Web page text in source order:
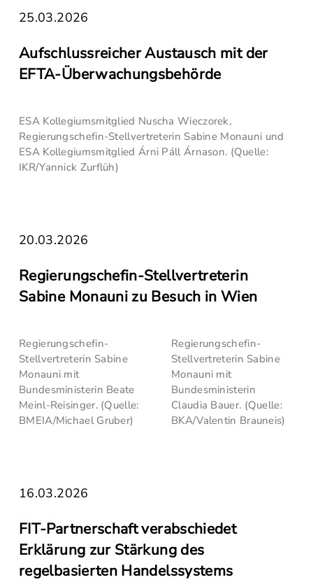
25.03.2026
Aufschlussreicher Austausch mit der
EFTA-Überwachungsbehörde
ESA Kollegiumsmitglied Nuscha Wieczorek,
Regierungschefin-Stellvertreterin Sabine Monauni und
ESA Kollegiumsmitglied Árni Páll Árnason. (Quelle:
IKR/Yannick Zurflüh)
20.03.2026
Regierungschefin-Stellvertreterin
Sabine Monauni zu Besuch in Wien
Regierungschefin-
Stellvertreterin Sabine
Monauni mit
Bundesministerin Beate
Meinl-Reisinger. (Quelle:
BMEIA/Michael Gruber)
Regierungschefin-
Stellvertreterin Sabine
Monauni mit
Bundesministerin
Claudia Bauer. (Quelle:
BKA/Valentin Brauneis)
16.03.2026
FIT-Partnerschaft verabschiedet
Erklärung zur Stärkung des
regelbasierten Handelssystems